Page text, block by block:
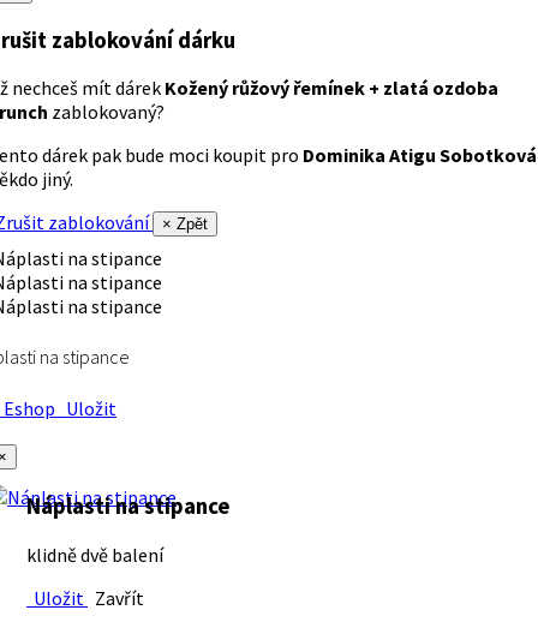
zablokování dárku
nechceš mít dárek Kožený růžový řemínek + zlatá ozdoba
zablokovaný?
dárek pak bude moci koupit pro Dominika Atigu Sobotková
jiný.
zablokování
× Zpět
na stipance
Uložit
Náplasti na stipance
klidně dvě balení
Uložit Zavřít